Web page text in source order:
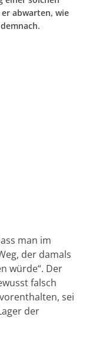
abwarten, wie
man im
der damals
würde“. Der
falsch
sei
der